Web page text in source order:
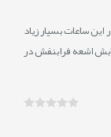
ساعات بسیار زیاد
اشعه فرابنفش در